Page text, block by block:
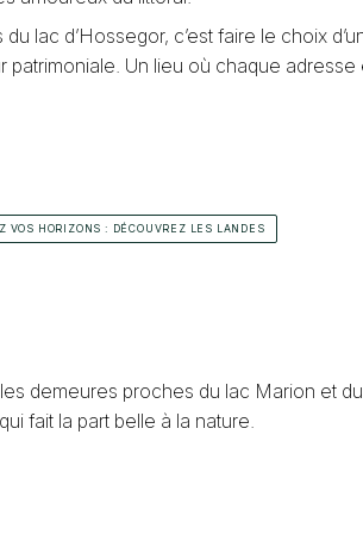
du lac d’Hossegor, c’est faire le choix
patrimoniale. Un lieu où chaque
VOS HORIZONS : DÉCOUVREZ LES LANDES
demeures proches du lac Marion et
fait la part belle à la nature.